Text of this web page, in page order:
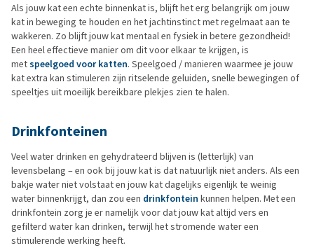
Als jouw kat een echte binnenkat is, blijft het erg belangrijk om jouw
kat in beweging te houden en het jachtinstinct met regelmaat aan te
wakkeren. Zo blijft jouw kat mentaal en fysiek in betere gezondheid!
Een heel effectieve manier om dit voor elkaar te krijgen, is
metspeelgoed voor katten. Speelgoed / manieren waarmee je jouw
kat extra kan stimuleren zijn ritselende geluiden, snelle bewegingen of
speeltjes uit moeilijk bereikbare plekjes zien te halen.
Drinkfonteinen
Veel water drinken en gehydrateerd blijven is (letterlijk) van
levensbelang – en ook bij jouw kat is dat natuurlijk niet anders. Als een
bakje water niet volstaat en jouw kat dagelijks eigenlijk te weinig
water binnenkrijgt, dan zou een drinkfontein kunnen helpen. Met een
drinkfontein zorg je er namelijk voor dat jouw kat altijd vers en
gefilterd water kan drinken, terwijl het stromende water een
stimulerende werking heeft.